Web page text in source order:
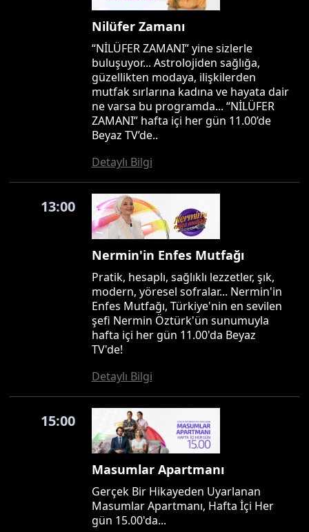
Nilüfer Zamanı
“NİLÜFER ZAMANI” yine sizlerle
buluşuyor... Astrolojiden sağlığa,
güzellikten modaya, ilişkilerden
mutfak sırlarına kadına ve hayata dair
ne varsa bu programda... “NİLÜFER
ZAMANI” hafta içi her gün 11.00’de
Beyaz TV’de..
Detaylı Bilgi
13:00
Nermin'in Enfes Mutfağı
Pratik, hesaplı, sağlıklı lezzetler, şık,
modern, yöresel sofralar... Nermin'in
Enfes Mutfağı, Türkiye'nin en sevilen
şefi Nermin Öztürk'ün sunumuyla
hafta içi her gün 11.00'da Beyaz
TV'de!
Detaylı Bilgi
15:00
Masumlar Apartmanı
Gerçek Bir Hikayeden Uyarlanan
Masumlar Apartmanı, Hafta İçi Her
gün 15.00'da...